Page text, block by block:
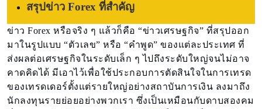
สรุปข่าว Forex ที่สำคัญ
ข่าว Forex หรือจริง ๆ แล้วก็คือ “ข่าวเศรษฐกิจ” ที่สรุปออก
มาในรูปแบบ “ตัวเลข” หรือ “คำพูด” ของแต่ละประเทศ ที่
ส่งผลต่อเศรษฐกิจในระดับเล็ก ๆ ไปถึงระดับใหญ่จนไม่อาจ
คาดคิดได้ มีเอาไว้เพื่อใช้ประกอบการตัดสินใจในการเทรด
ของเทรดเดอร์ตั้งแต่รายใหญ่อย่างสถาบันการเงิน ลงมาถึง
นักลงทุนรายย่อยอย่างพวกเรา ซึ่งเป็นเหมือนกับดาบสองคม